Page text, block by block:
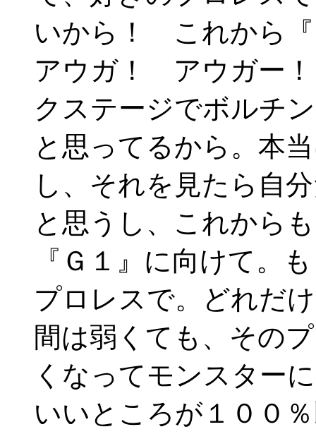
いから！ これから
アウガ！ アウガー
クステージでボルチ
と思ってるから。本
し、それを見たら自
と思うし、これから
『Ｇ１』に向けて。
プロレスで。どれだ
間は弱くても、その
くなってモンスター
いいところが１００